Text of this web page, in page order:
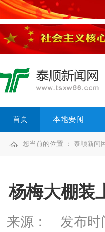
首页 本地要闻
您当前的位置 ： 泰顺新闻
杨梅大棚装
来源： 发布时